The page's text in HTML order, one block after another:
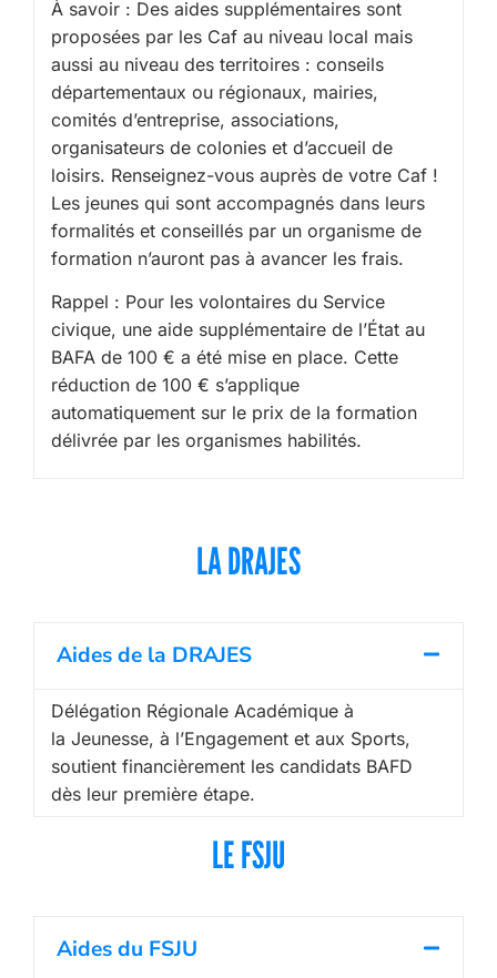
À savoir : Des aides supplémentaires sont
proposées par les Caf au niveau local mais
aussi au niveau des territoires : conseils
départementaux ou régionaux, mairies,
comités d’entreprise, associations,
organisateurs de colonies et d’accueil de
loisirs. Renseignez-vous auprès de votre Caf !
Les jeunes qui sont accompagnés dans leurs
formalités et conseillés par un organisme de
formation n’auront pas à avancer les frais.
Rappel : Pour les volontaires du Service
civique, une aide supplémentaire de l’État au
BAFA de 100 € a été mise en place. Cette
réduction de 100 € s’applique
automatiquement sur le prix de la formation
délivrée par les organismes habilités.
LA DRAJES
Aides de la DRAJES
Délégation Régionale Académique à
la Jeunesse, à l’Engagement et aux Sports,
soutient financièrement les candidats BAFD
dès leur première étape.
LE FSJU
Aides du FSJU